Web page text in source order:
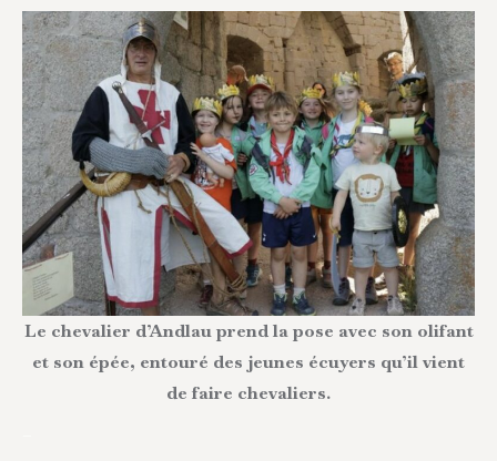
Le chevalier d’Andlau prend la pose avec son olifant
et son épée, entouré des jeunes écuyers qu’il vient
de faire chevaliers.